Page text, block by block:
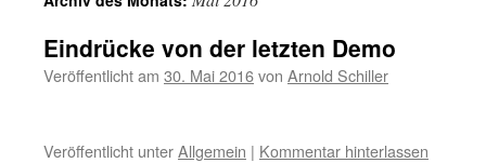
Eindrücke von der letzten Demo
Veröffentlicht am 30. Mai 2016von Arnold Schiller
Veröffentlicht unterAllgemein | Kommentar hinterlassen